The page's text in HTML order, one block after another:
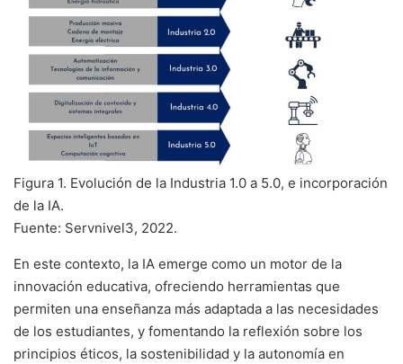
Figura 1. Evolución de la Industria 1.0 a 5.0, e incorporación
de la IA.
Fuente: Servnivel3, 2022.
En este contexto, la IA emerge como un motor de la
innovación educativa, ofreciendo herramientas que
permiten una enseñanza más adaptada a las necesidades
de los estudiantes, y fomentando la reflexión sobre los
principios éticos, la sostenibilidad y la autonomía en